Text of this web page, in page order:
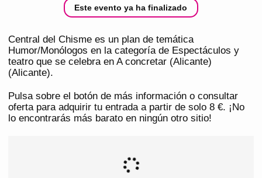
Este evento ya ha finalizado
Central del Chisme es un plan de temática
Humor/Monólogos en la categoría de Espectáculos y
teatro que se celebra en A concretar (Alicante)
(Alicante).
Pulsa sobre el botón de más información o consultar
oferta para adquirir tu entrada a partir de solo 8 €. ¡No
lo encontrarás más barato en ningún otro sitio!